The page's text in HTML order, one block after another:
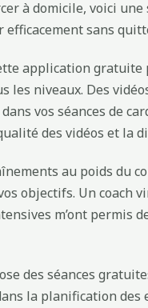
à domicile, voici
sans
application gratuite
les niveaux. Des
vos séances de
des vidéos et la
au poids du
objectifs. Un coach
m’ont permis
des séances
la planification